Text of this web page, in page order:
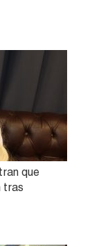
que
tras